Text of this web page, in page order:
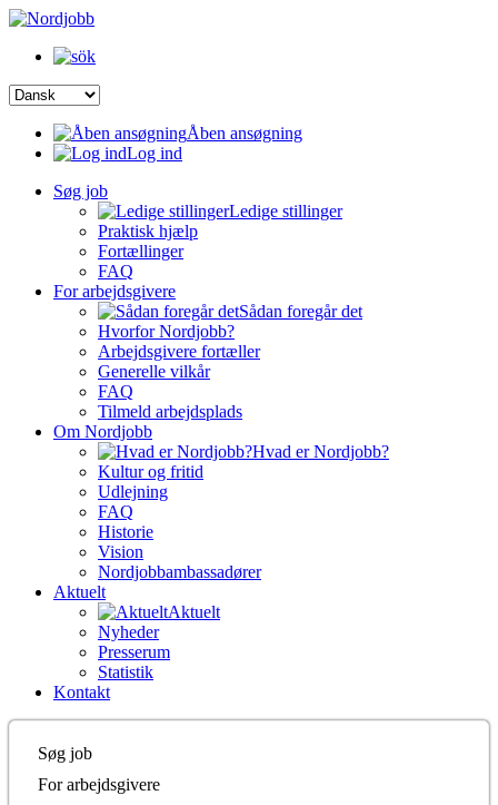
Åben ansøgning
Log ind
Søg job
Ledige stillinger
Praktisk hjælp
Fortællinger
FAQ
For arbejdsgivere
Sådan foregår det
Hvorfor Nordjobb?
Arbejdsgivere fortæller
Generelle vilkår
FAQ
Tilmeld arbejdsplads
Om Nordjobb
Hvad er Nordjobb?
Kultur og fritid
Udlejning
FAQ
Historie
Vision
Nordjobbambassadører
Aktuelt
Aktuelt
Nyheder
Presserum
Statistik
Kontakt
Søg job
For arbejdsgivere